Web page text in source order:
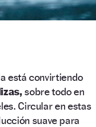
está convirtiendo
sobre todo en
Circular en estas
suave para